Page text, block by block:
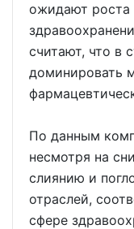
ожидают роста
считают, что в
доминировать
По данным
несмотря на
слиянию и
отраслей,
сфере